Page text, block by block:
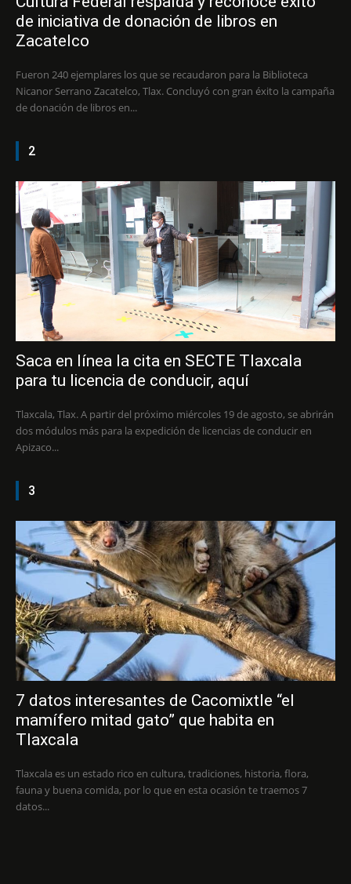
de iniciativa de donación de libros en
Zacatelco
Fueron 240 ejemplares los que se recaudaron para la Biblioteca
Nicanor Serrano Zacatelco, Tlax. Concluyó con gran éxito la campaña
de donación de libros en...
2
Saca en línea la cita en SECTE Tlaxcala
para tu licencia de conducir, aquí
Tlaxcala, Tlax. A partir del próximo miércoles 19 de agosto, se abrirán
dos módulos más para la expedición de licencias de conducir en
Apizaco...
3
7 datos interesantes de Cacomixtle “el
mamífero mitad gato” que habita en
Tlaxcala
Tlaxcala es un estado rico en cultura, tradiciones, historia, flora,
fauna y buena comida, por lo que en esta ocasión te traemos 7
datos...